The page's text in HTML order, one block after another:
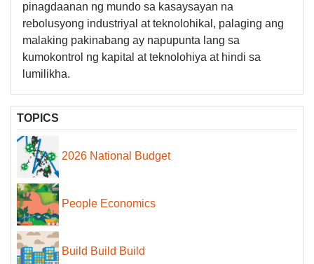
pinagdaanan ng mundo sa kasaysayan na
rebolusyong industriyal at teknolohikal, palaging ang
malaking pakinabang ay napupunta lang sa
kumokontrol ng kapital at teknolohiya at hindi sa
lumilikha.
TOPICS
2026 National Budget
People Economics
Build Build Build